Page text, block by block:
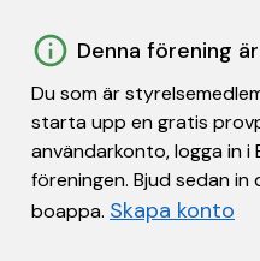
Denna förening
Du som är
starta upp en gratis
användarkonto, logga in
föreningen. Bjud sedan
boappa. Skapa konto